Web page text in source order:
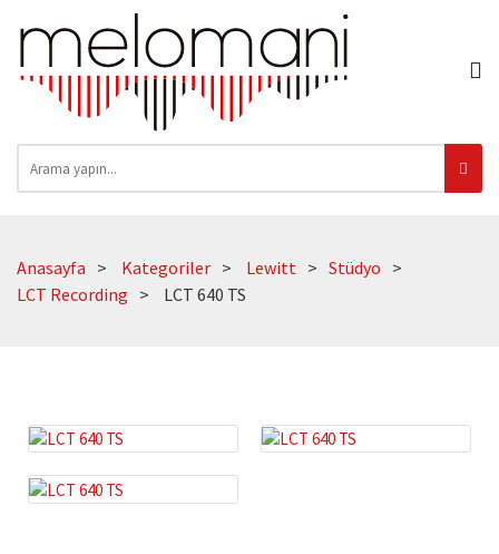
Anasayfa Kategoriler Lewitt
Stüdyo
LCT Recording
LCT 640 TS